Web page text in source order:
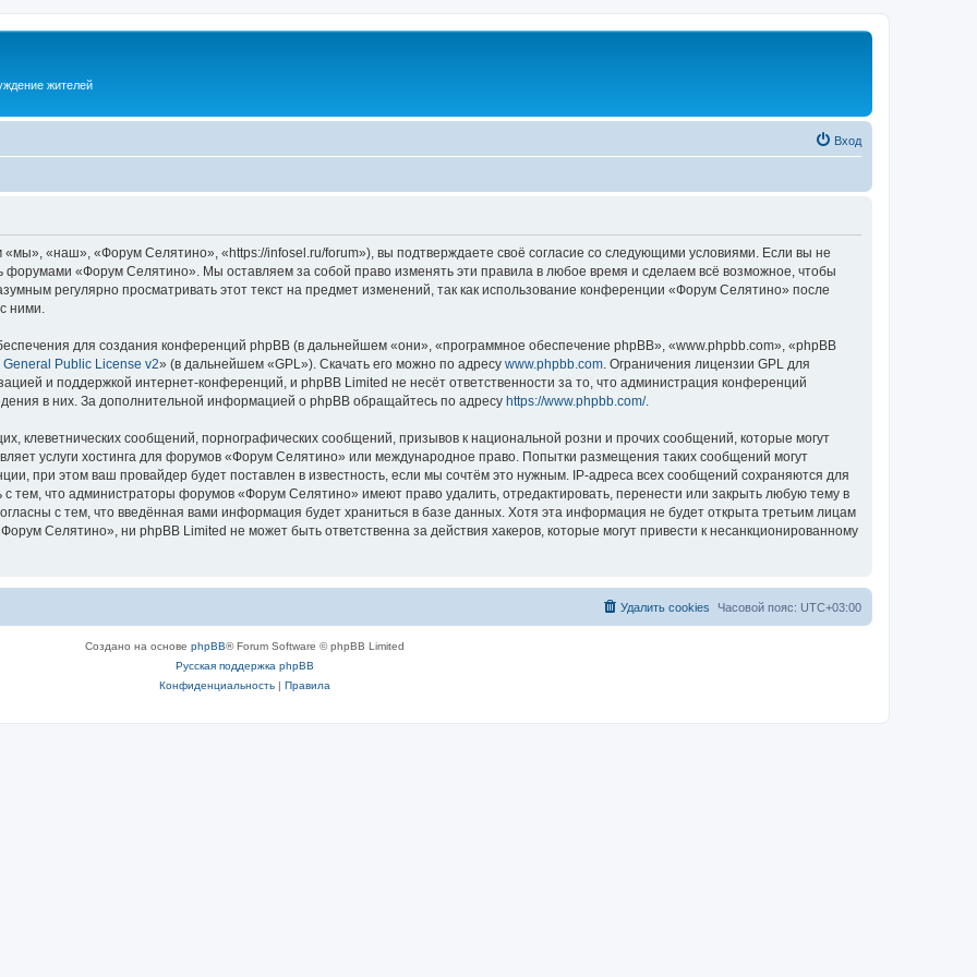
жителей
Вход
«наш», «Форум Селятино», «https://infosel.ru/forum»), вы подтверждаете своё согласие со следующими условиями. Если вы не
форумами «Форум Селятино». Мы оставляем за собой право изменять эти правила в любое время и сделаем всё возможное, чтобы
регулярно просматривать этот текст на предмет изменений, так как использование конференции «Форум Селятино» после
ними.
для создания конференций phpBB (в дальнейшем «они», «программное обеспечение phpBB», «www.phpbb.com», «phpBB
General Public License v2» (в дальнейшем «GPL»). Скачать его можно по адресу www.phpbb.com . Ограничения лицензии GPL для
и поддержкой интернет-конференций, и phpBB Limited не несёт ответственности за то, что администрация конференций
в них. За дополнительной информацией о phpBB обращайтесь по адресу https://www.phpbb.com/.
клеветнических сообщений, порнографических сообщений, призывов к национальной розни и прочих сообщений, которые могут
услуги хостинга для форумов «Форум Селятино» или международное право. Попытки размещения таких сообщений могут
при этом ваш провайдер будет поставлен в известность, если мы сочтём это нужным. IP-адреса всех сообщений сохраняются для
тем, что администраторы форумов «Форум Селятино» имеют право удалить, отредактировать, перенести или закрыть любую тему в
с тем, что введённая вами информация будет храниться в базе данных. Хотя эта информация не будет открыта третьим лицам
Селятино», ни phpBB Limited не может быть ответственна за действия хакеров, которые могут привести к несанкционированному
Часовой пояс: UTC+03:00
Удалить cookies
Создано на основе phpBB® Forum Software © phpBB Limited
Русская поддержка phpBB
Конфиденциальность| Правила